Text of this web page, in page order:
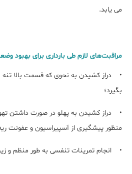
می یابد.
مراقبت‌های لازم طی بارداری برای بهبود
• دراز کشیدن به نحوی که قسمت بالا تنه
بگیرد؛
• دراز کشیدن به پهلو در صورت داشتن
منظور پیشگیری از آسپیراسیون و عفونت
• انجام تمرینات تنفسی به طور منظم و